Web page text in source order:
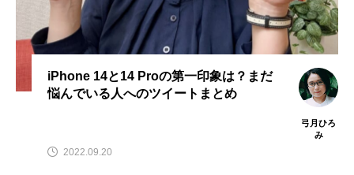
iPhone 14と14 Proの第一印象は？まだ
悩んでいる人へのツイートまとめ
弓月ひろ
み
2022.09.20